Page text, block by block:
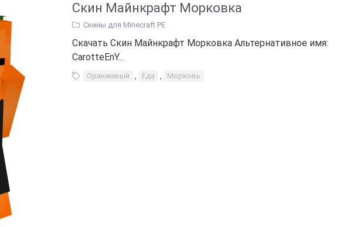
Скин Майнкрафт Морковка
Скины для Minecraft PE
Скачать Скин Майнкрафт Морковка Альтернативное имя:
CarotteEnY...
Оранжевый , Еда , Морковь